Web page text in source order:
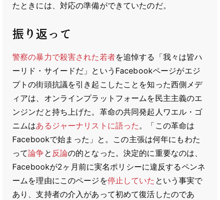
たときには、対応の準備ができていたのだ。
振り返って
警察の暴力で殺害された若者を追悼する「我々は皆ハ
ーリド・サイードだ」というFacebookページがエジ
プトの街頭抗議を引き起こしたことを知った西側メデ
ィアは、オンラインプラットフォームを民主主義のエ
ンジンだと持ち上げた。革命の共同発起人ワエル・ゴ
ニムはあるジャーナリストに語った。「この革命は
Facebookで始まった」と。この主張は何年にもわた
って論争と 反論の的となった。決定的に重要なのは、
Facebookが2ヶ月前に実名ポリシーに違反するペンネ
ームを理由にこのページを停止していた という事実で
あり、支持者の介入があって初めて復活したのであ